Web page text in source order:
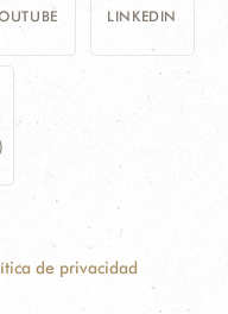
LINKEDIN
de privacidad